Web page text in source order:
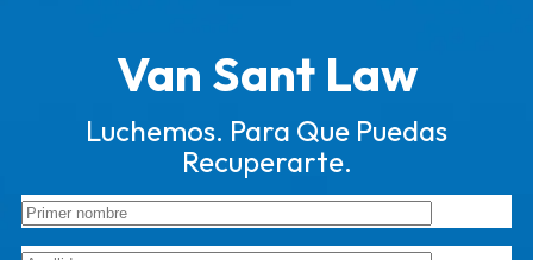
Van Sant Law
Luchemos. Para Que Puedas
Recuperarte.